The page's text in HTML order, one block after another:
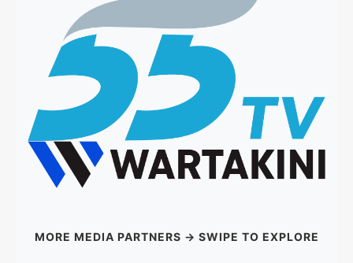
MORE MEDIA PARTNERS → SWIPE TO EXPLORE